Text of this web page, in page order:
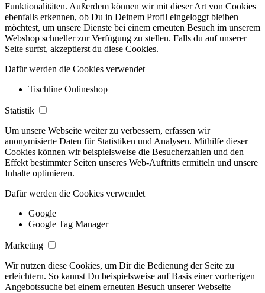
Funktionalitäten. Außerdem können wir mit dieser Art von Cookies
ebenfalls erkennen, ob Du in Deinem Profil eingeloggt bleiben
möchtest, um unsere Dienste bei einem erneuten Besuch im unserem
Webshop schneller zur Verfügung zu stellen. Falls du auf unserer
Seite surfst, akzeptierst du diese Cookies.
Dafür werden die Cookies verwendet
Tischline Onlineshop
Statistik
Um unsere Webseite weiter zu verbessern, erfassen wir
anonymisierte Daten für Statistiken und Analysen. Mithilfe dieser
Cookies können wir beispielsweise die Besucherzahlen und den
Effekt bestimmter Seiten unseres Web-Auftritts ermitteln und unsere
Inhalte optimieren.
Dafür werden die Cookies verwendet
Google
Google Tag Manager
Marketing
Wir nutzen diese Cookies, um Dir die Bedienung der Seite zu
erleichtern. So kannst Du beispielsweise auf Basis einer vorherigen
Angebotssuche bei einem erneuten Besuch unserer Webseite